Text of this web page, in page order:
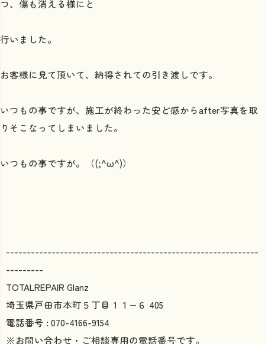
つ、傷も消える様にと
行いました。
お客様に見て頂いて、納得されての引き渡しです。
いつもの事ですが、施工が終わった安ど感からafter写真を取
りそこなってしまいました。
いつもの事ですが。（(;^ω^)）
-------------------------------------------------------------
---------
TOTALREPAIR Glanz
埼玉県戸田市本町５丁目１１−６ 405
電話番号 : 070-4166-9154
※お問い合わせ・ご相談専用の電話番号です。